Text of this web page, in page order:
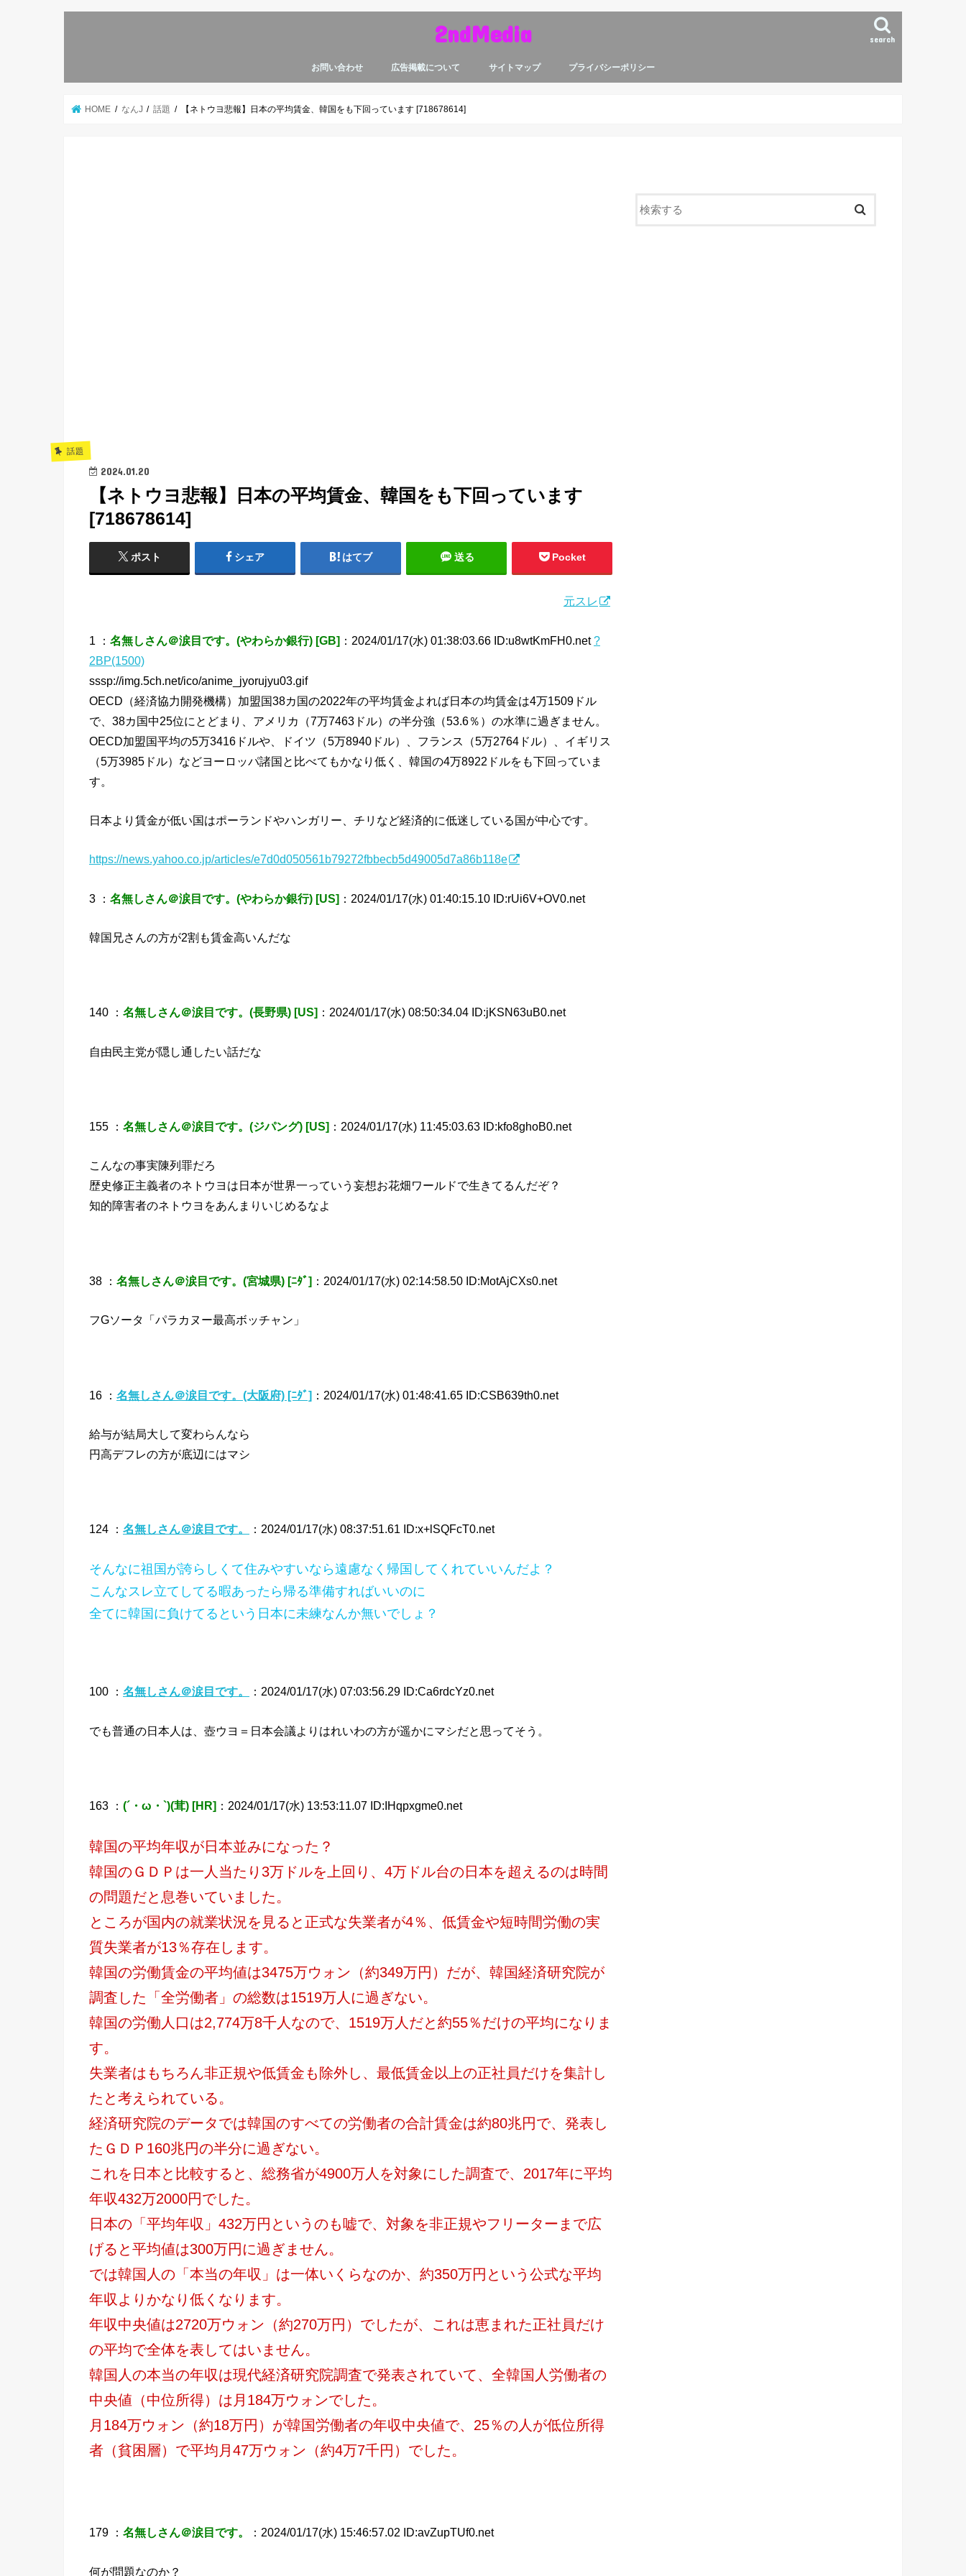
2ndMedia search
お問い合わせ 広告掲載について サイトマップ プライバシーポリシー
HOME なんJ 話題 【ネトウヨ悲報】日本の平均賃金、韓国をも下回っています [718678614]
話題
2024.01.20
【ネトウヨ悲報】日本の平均賃金、韓国をも下回っています
[718678614]
ポスト シェア はてブ 送る Pocket
元スレ
1 ： 名無しさん＠涙目です。(やわらか銀行) [GB] ：2024/01/17(水) 01:38:03.66 ID:u8wtKmFH0.net?
2BP(1500)
sssp://img.5ch.net/ico/anime_jyorujyu03.gif
OECD（経済協力開発機構）加盟国38カ国の2022年の平均賃金よれば日本の均賃金は4万1509ドル
で、38カ国中25位にとどまり、アメリカ（7万7463ドル）の半分強（53.6％）の水準に過ぎません。
OECD加盟国平均の5万3416ドルや、ドイツ（5万8940ドル）、フランス（5万2764ドル）、イギリス
（5万3985ドル）などヨーロッパ諸国と比べてもかなり低く、韓国の4万8922ドルをも下回っていま
す。
日本より賃金が低い国はポーランドやハンガリー、チリなど経済的に低迷している国が中心です。
https://news.yahoo.co.jp/articles/e7d0d050561b79272fbbecb5d49005d7a86b118e
3 ： 名無しさん＠涙目です。(やわらか銀行) [US] ：2024/01/17(水) 01:40:15.10 ID:rUi6V+OV0.net
韓国兄さんの方が2割も賃金高いんだな
140 ： 名無しさん＠涙目です。(長野県) [US] ：2024/01/17(水) 08:50:34.04 ID:jKSN63uB0.net
自由民主党が隠し通したい話だな
155 ： 名無しさん＠涙目です。(ジパング) [US] ：2024/01/17(水) 11:45:03.63 ID:kfo8ghoB0.net
こんなの事実陳列罪だろ
歴史修正主義者のネトウヨは日本が世界一っていう妄想お花畑ワールドで生きてるんだぞ？
知的障害者のネトウヨをあんまりいじめるなよ
38 ： 名無しさん＠涙目です。(宮城県) [ﾆﾀﾞ] ：2024/01/17(水) 02:14:58.50 ID:MotAjCXs0.net
フGソータ「パラカヌー最高ボッチャン」
16 ： 名無しさん＠涙目です。(大阪府) [ﾆﾀﾞ] ：2024/01/17(水) 01:48:41.65 ID:CSB639th0.net
給与が結局大して変わらんなら
円高デフレの方が底辺にはマシ
124 ： 名無しさん＠涙目です。 ：2024/01/17(水) 08:37:51.61 ID:x+lSQFcT0.net
そんなに祖国が誇らしくて住みやすいなら遠慮なく帰国してくれていいんだよ？
こんなスレ立てしてる暇あったら帰る準備すればいいのに
全てに韓国に負けてるという日本に未練なんか無いでしょ？
100 ： 名無しさん＠涙目です。 ：2024/01/17(水) 07:03:56.29 ID:Ca6rdcYz0.net
でも普通の日本人は、壺ウヨ＝日本会議よりはれいわの方が遥かにマシだと思ってそう。
163 ： (´・ω・`)(茸) [HR] ：2024/01/17(水) 13:53:11.07 ID:IHqpxgme0.net
韓国の平均年収が日本並みになった？
韓国のＧＤＰは一人当たり3万ドルを上回り、4万ドル台の日本を超えるのは時間
の問題だと息巻いていました。
ところが国内の就業状況を見ると正式な失業者が4％、低賃金や短時間労働の実
質失業者が13％存在します。
韓国の労働賃金の平均値は3475万ウォン（約349万円）だが、韓国経済研究院が
調査した「全労働者」の総数は1519万人に過ぎない。
韓国の労働人口は2,774万8千人なので、1519万人だと約55％だけの平均になりま
す。
失業者はもちろん非正規や低賃金も除外し、最低賃金以上の正社員だけを集計し
たと考えられている。
経済研究院のデータでは韓国のすべての労働者の合計賃金は約80兆円で、発表し
たＧＤＰ160兆円の半分に過ぎない。
これを日本と比較すると、総務省が4900万人を対象にした調査で、2017年に平均
年収432万2000円でした。
日本の「平均年収」432万円というのも嘘で、対象を非正規やフリーターまで広
げると平均値は300万円に過ぎません。
では韓国人の「本当の年収」は一体いくらなのか、約350万円という公式な平均
年収よりかなり低くなります。
年収中央値は2720万ウォン（約270万円）でしたが、これは恵まれた正社員だけ
の平均で全体を表してはいません。
韓国人の本当の年収は現代経済研究院調査で発表されていて、全韓国人労働者の
中央値（中位所得）は月184万ウォンでした。
月184万ウォン（約18万円）が韓国労働者の年収中央値で、25％の人が低位所得
者（貧困層）で平均月47万ウォン（約4万7千円）でした。
179 ： 名無しさん＠涙目です。 ：2024/01/17(水) 15:46:57.02 ID:avZupTUf0.net
何が問題なのか？